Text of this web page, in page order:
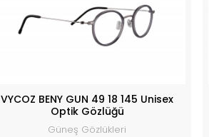
VYCOZ BENY GUN 49 18 145 Unisex
Optik Gözlüğü
Güneş Gözlükleri